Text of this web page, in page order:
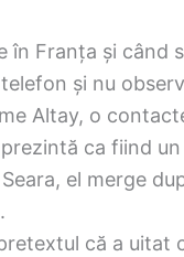
în Franța și când
și nu
Altay, o
ca fiind
el merge
că a uitat